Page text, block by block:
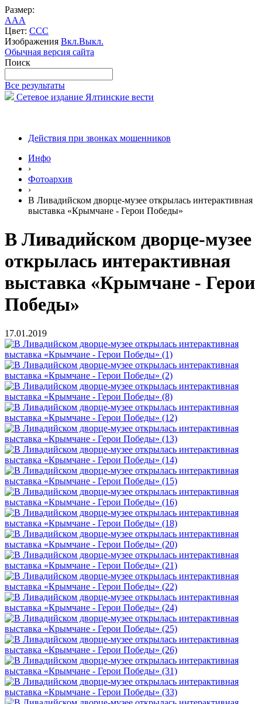
Размер:
AAA
Цвет: CCC
Изображения Вкл.Выкл.
Обычная версия сайта
Поиск
Все результаты
Сетевое издание Ялтинские вести
Действия при звонках мошенников
Инфо
›
Фотоархив
›
В Ливадийском дворце-музее открылась интерактивная
выставка «Крымчане - Герои Победы»
В Ливадийском дворце-музее
открылась интерактивная
выставка «Крымчане - Герои
Победы»
17.01.2019